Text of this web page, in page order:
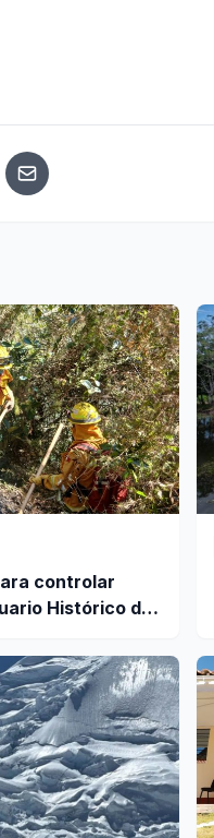
controlar
Histórico de